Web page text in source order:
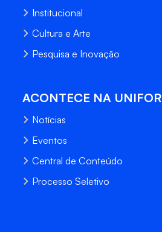
Institucional
Cultura e Arte
Pesquisa e Inovação
ACONTECE NA UNIFOR
Notícias
Eventos
Central de Conteúdo
Processo Seletivo